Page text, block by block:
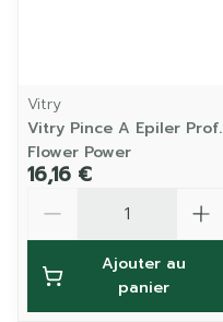
Vitry
Vitry Pince A Epiler Prof.
Flower Power
16,16 €
Ajouter au
panier